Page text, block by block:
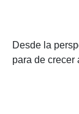
Desde la
para de crecer